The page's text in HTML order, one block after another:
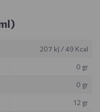
207 kJ /49 Kcal
0 gr
0 gr
12 gr